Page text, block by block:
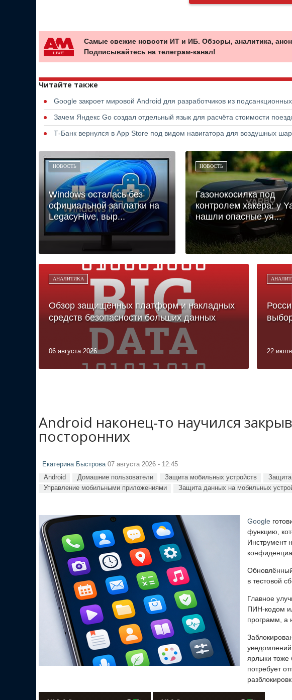
Самые свежие новости ИТ и ИБ. Обзоры, аналитика,
Подписывайтесь на телеграм-канал!
Читайте также
Google закроет мировой Android для разработчиков из
Зачем Яндекс Go создал отдельный язык для расчёта стоимости
Т-Банк вернулся в App Store под видом навигатора для воздушных
НОВОСТЬ
Windows осталась без
официальной заплатки на
LegacyHive, выр...
НОВОСТЬ
Газонокосилка под
контролем хакера: у
нашли опасные уя...
АНАЛИТИКА
Обзор защищённых платформ и накладных
средств безопасности больших данных
06 августа 2026 22
Android наконец-то научился
посторонних
Екатерина Быстрова07 августа 2026 - 12:45
Android Домашние пользователи Защита мобильных устройств
Управление мобильными приложениями
Защита данных на мобильных
Google
функцию,
Инструмент
в тестовой
Главное
ПИН-кодом
программ, а
ярлыки тоже
потребует